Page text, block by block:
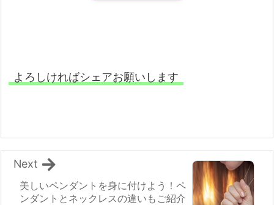
よろしければシェアお願いします
美しいペンダントを身に付けよう！ペ
ンダントとネックレスの違いもご紹介
Next